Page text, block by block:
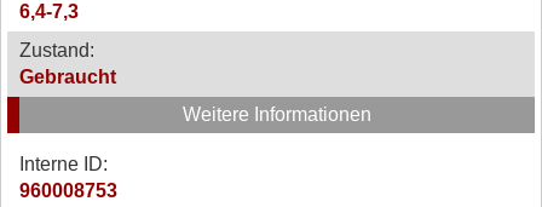
6,4-7,3
Zustand:
Gebraucht
Weitere Informationen
Interne ID:
960008753